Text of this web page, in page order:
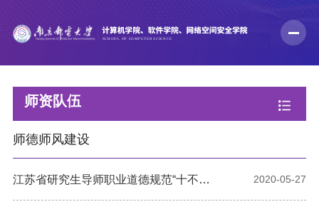
师资队伍
师德师风建设
江苏省研究生导师职业道德规范“十不
准”（试行）
2020-05-27